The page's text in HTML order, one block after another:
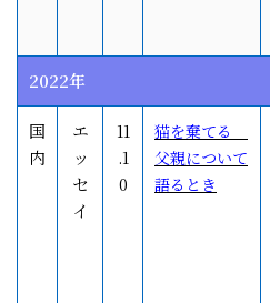
2022年
国
内
エ
ッ
セ
イ
11
.1
0
猫を棄てる
父親について
語るとき